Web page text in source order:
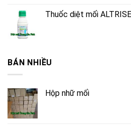
Thuốc diệt mối
BÁN NHIỀU
Hộp nhữ mối